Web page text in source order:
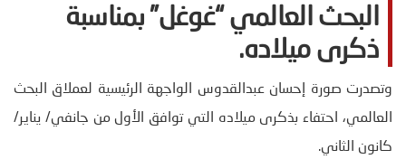
البحث العالمي “غوغل” بمناسبة
ذكرى ميلاده.
وتصدرت صورة إحسان عبدالقدوس الواجهة الرئيسية لعملاق البحث
العالمي، احتفاء بذكرى ميلاده التي توافق الأول من جانفي/ يناير/
كانون الثاني.